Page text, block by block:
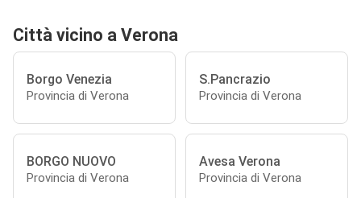
Città vicino a Verona
Borgo Venezia
Provincia di Verona
S.Pancrazio
Provincia di Verona
BORGO NUOVO
Provincia di Verona
Avesa Verona
Provincia di Verona